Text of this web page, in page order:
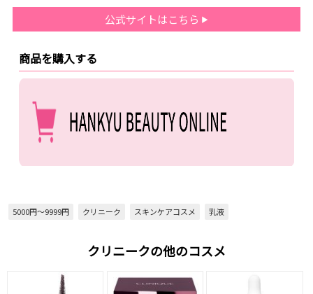
公式サイトはこちら
商品を購入する
5000円～9999円 クリニーク スキンケアコスメ 乳液
クリニークの他のコスメ